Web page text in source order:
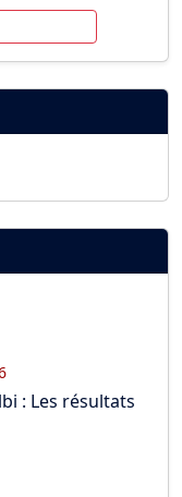
: Les résultats